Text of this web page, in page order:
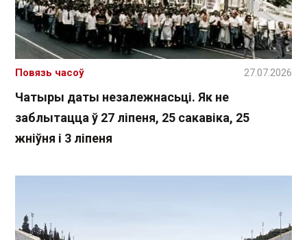
Чатыры даты незалежнасьці. Як не
заблытацца ў 27 ліпеня, 25 сакавіка, 25
жніўня і 3 ліпеня
Повязь часоў 27.07.2026